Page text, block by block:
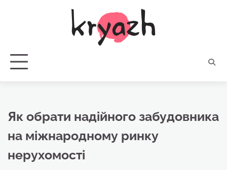
Як обрати надійного забудовника
на міжнародному ринку
нерухомості